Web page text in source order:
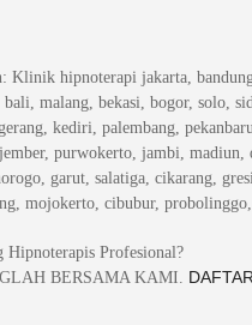
: Klinik hipnoterapi jakarta,
malang, bekasi, bogor, solo,
kediri, palembang,
purwokerto, jambi, madiun,
garut, salatiga, cikarang,
mojokerto, cibubur,
Hipnoterapis Profesional?
BERSAMA KAMI.